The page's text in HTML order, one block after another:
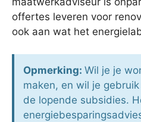
offertes leveren voor
ook aan wat het
Opmerking: Wil je je
maken, en wil je
de lopende subsidies.